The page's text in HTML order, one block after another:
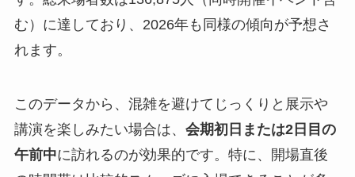
2025年の日別来場者数実績を見ると、初日40,544
人、2日目45,285人に対し、最終日は51,046人と、
会期最終日に来場者が集中する傾向が見られま